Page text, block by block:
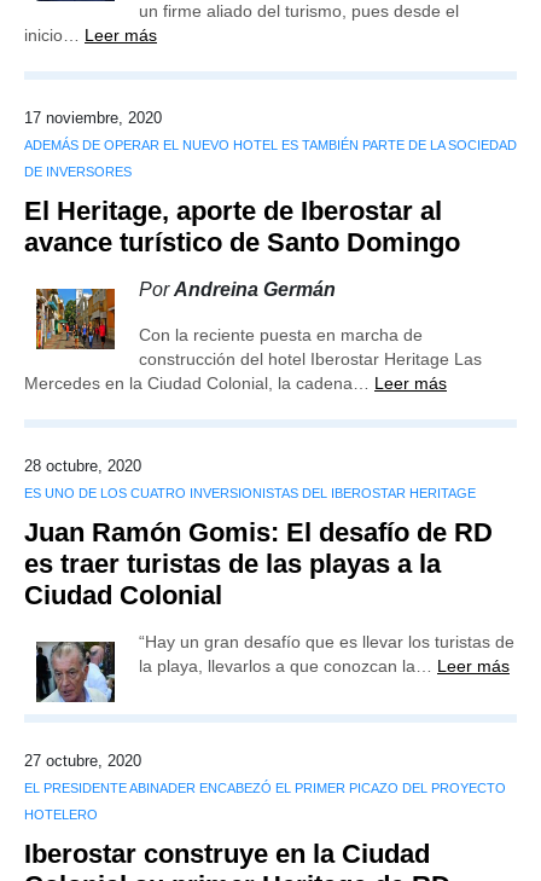
un firme aliado del turismo, pues desde el
inicio… Leer más
17 noviembre, 2020
ADEMÁS DE OPERAR EL NUEVO HOTEL ES TAMBIÉN PARTE DE LA SOCIEDAD
DE INVERSORES
El Heritage, aporte de Iberostar al
avance turístico de Santo Domingo
PorAndreina Germán
Con la reciente puesta en marcha de
construcción del hotel Iberostar Heritage Las
Mercedes en la Ciudad Colonial, la cadena… Leer más
28 octubre, 2020
ES UNO DE LOS CUATRO INVERSIONISTAS DEL IBEROSTAR HERITAGE
Juan Ramón Gomis: El desafío de RD
es traer turistas de las playas a la
Ciudad Colonial
“Hay un gran desafío que es llevar los turistas de
la playa, llevarlos a que conozcan la… Leer más
27 octubre, 2020
EL PRESIDENTE ABINADER ENCABEZÓ EL PRIMER PICAZO DEL PROYECTO
HOTELERO
Iberostar construye en la Ciudad